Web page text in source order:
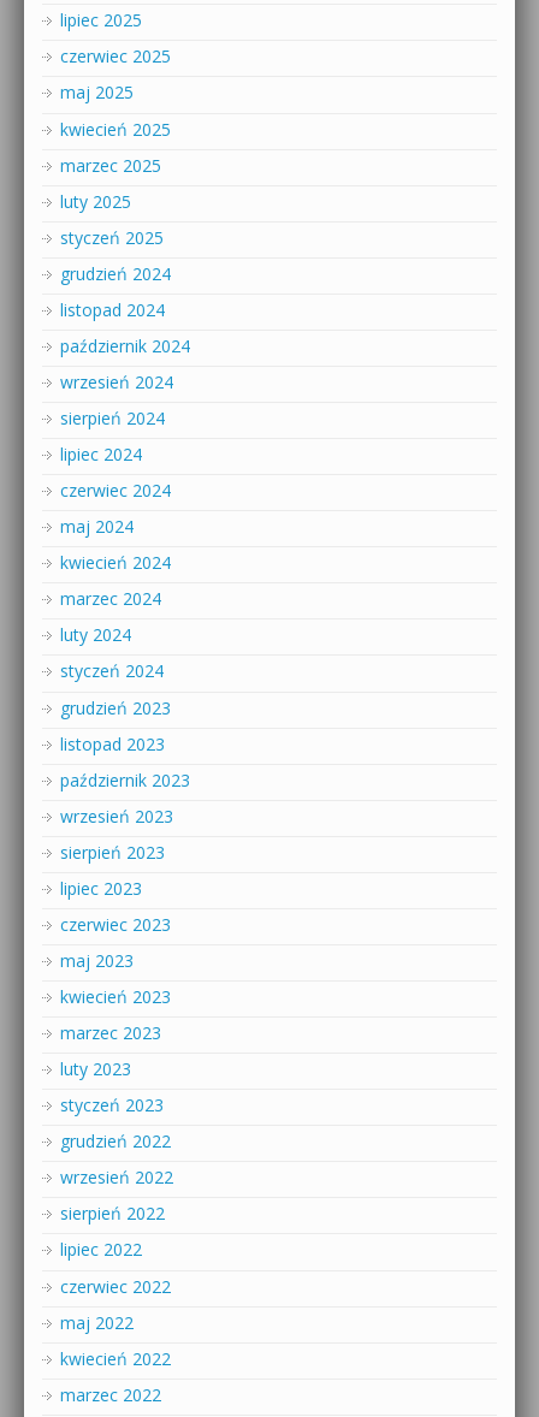
lipiec 2025
czerwiec 2025
maj 2025
kwiecień 2025
marzec 2025
luty 2025
styczeń 2025
grudzień 2024
listopad 2024
październik 2024
wrzesień 2024
sierpień 2024
lipiec 2024
czerwiec 2024
maj 2024
kwiecień 2024
marzec 2024
luty 2024
styczeń 2024
grudzień 2023
listopad 2023
październik 2023
wrzesień 2023
sierpień 2023
lipiec 2023
czerwiec 2023
maj 2023
kwiecień 2023
marzec 2023
luty 2023
styczeń 2023
grudzień 2022
wrzesień 2022
sierpień 2022
lipiec 2022
czerwiec 2022
maj 2022
kwiecień 2022
marzec 2022